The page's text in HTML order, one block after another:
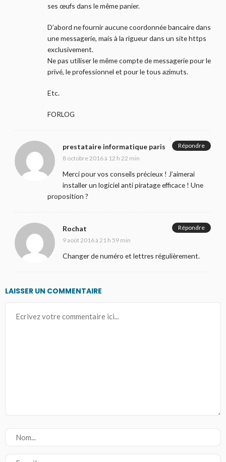
ses œufs dans le même panier.
D’abord ne fournir aucune coordonnée bancaire dans
une messagerie, mais à la rigueur dans un site https
exclusivement.
Ne pas utiliser le même compte de messagerie pour le
privé, le professionnel et pour le tous azimuts.
Etc.
FORLOG
prestataire informatique paris
8 octobre 2016 à 12 h 22 min
Merci pour vos conseils précieux ! J’aimerai
installer un logiciel anti piratage efficace ! Une
proposition ?
Répondre
Rochat
9 août 2016 à 21 h 59 min
Changer de numéro et lettres régulièrement.
Répondre
LAISSER UN COMMENTAIRE